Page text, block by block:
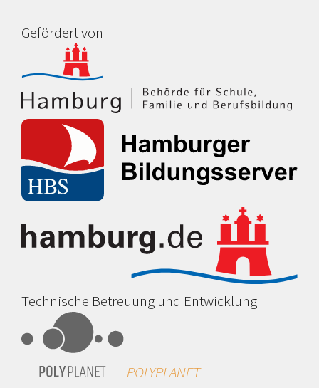
Gefördert von
Technische Betreuung und Entwicklung
POLYPLANET